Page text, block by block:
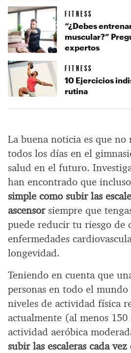
La buena noticia es que no
todos los días en el
salud en el futuro.
han encontrado que
simple como subir las
ascensorsiempre que
puede reducir tu riesgo de
enfermedades
longevidad.
Teniendo en cuenta que
personas en todo el
niveles de actividad física
actualmente (al menos
actividad aeróbica
subir las escaleras cada
FITNESS
“¿Debes
muscular?”
expertos
FITNESS
10 Ejercicios
rutina